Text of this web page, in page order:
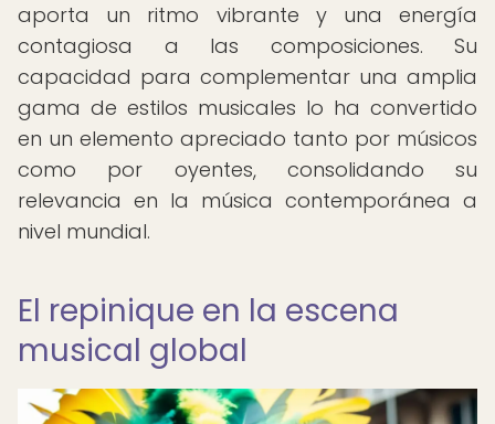
aporta un ritmo vibrante y una energía
contagiosa a las composiciones. Su
capacidad para complementar una amplia
gama de estilos musicales lo ha convertido
en un elemento apreciado tanto por músicos
como por oyentes, consolidando su
relevancia en la música contemporánea a
nivel mundial.
El repinique en la escena
musical global